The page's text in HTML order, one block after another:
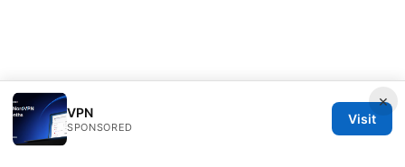
×
VPN
SPONSORED
Visit